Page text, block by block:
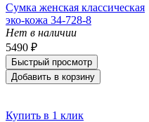
Сумка женская классическая
эко-кожа 34-728-8
Нет в наличии
5490 ₽
Быстрый просмотр
Добавить в корзину
Купить в 1 клик